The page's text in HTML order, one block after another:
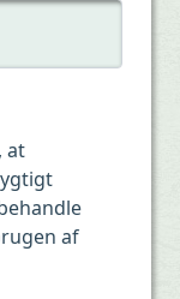
at
af